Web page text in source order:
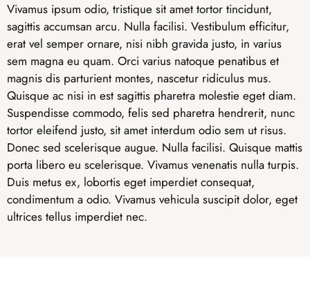
Vivamus ipsum odio, tristique sit amet tortor tincidunt,
sagittis accumsan arcu. Nulla facilisi. Vestibulum efficitur,
erat vel semper ornare, nisi nibh gravida justo, in varius
sem magna eu quam. Orci varius natoque penatibus et
magnis dis parturient montes, nascetur ridiculus mus.
Quisque ac nisi in est sagittis pharetra molestie eget diam.
Suspendisse commodo, felis sed pharetra hendrerit, nunc
tortor eleifend justo, sit amet interdum odio sem ut risus.
Donec sed scelerisque augue. Nulla facilisi. Quisque mattis
porta libero eu scelerisque. Vivamus venenatis nulla turpis.
Duis metus ex, lobortis eget imperdiet consequat,
condimentum a odio. Vivamus vehicula suscipit dolor, eget
ultrices tellus imperdiet nec.